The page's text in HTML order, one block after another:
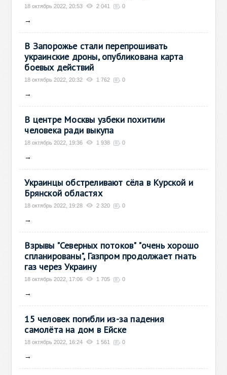
18 октябрь 2022, 20:53 2 041 0
→
В Запорожье стали перепрошивать
украинские дроны, опубликована карта
боевых действий
18 октябрь 2022, 20:32 1 762 0
→
В центре Москвы узбеки похитили
человека ради выкупа
18 октябрь 2022, 19:36 1 938 0
→
Украинцы обстреливают сёла в Курской и
Брянской областях
18 октябрь 2022, 19:28 2 320 0
→
Взрывы "Северных потоков" "очень хорошо
спланированы", Газпром продолжает гнать
газ через Украину
18 октябрь 2022, 17:06 1 705 0
→
15 человек погибли из-за падения
самолёта на дом в Ейске
18 октябрь 2022, 16:24 1 561 0
→